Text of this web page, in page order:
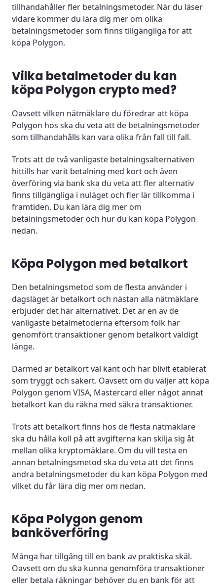
tillhandahåller fler betalningsmetoder. När du läser
vidare kommer du lära dig mer om olika
betalningsmetoder som finns tillgängliga för att
köpa Polygon.
Vilka betalmetoder du kan
köpa Polygon crypto med?
Oavsett vilken nätmäklare du föredrar att köpa
Polygon hos ska du veta att de betalningsmetoder
som tillhandahålls kan vara olika från fall till fall.
Trots att de två vanligaste betalningsalternativen
hittills har varit betalning med kort och även
överföring via bank ska du veta att fler alternativ
finns tillgängliga i nuläget och fler lär tillkomma i
framtiden. Du kan lära dig mer om
betalningsmetoder och hur du kan köpa Polygon
nedan.
Köpa Polygon med betalkort
Den betalningsmetod som de flesta använder i
dagsläget är betalkort och nästan alla nätmäklare
erbjuder det här alternativet. Det är en av de
vanligaste betalmetoderna eftersom folk har
genomfört transaktioner genom betalkort väldigt
länge.
Därmed är betalkort väl känt och har blivit etablerat
som tryggt och säkert. Oavsett om du väljer att köpa
Polygon genom VISA, Mastercard eller något annat
betalkort kan du räkna med säkra transaktioner.
Trots att betalkort finns hos de flesta nätmäklare
ska du hålla koll på att avgifterna kan skilja sig åt
mellan olika kryptomäklare. Om du vill testa en
annan betalningsmetod ska du veta att det finns
andra betalningsmetoder du kan köpa Polygon med
vilket du får lära dig mer om nedan.
Köpa Polygon genom
banköverföring
Många har tillgång till en bank av praktiska skäl.
Oavsett om du ska kunna genomföra transaktioner
eller betala räkningar behöver du en bank för att